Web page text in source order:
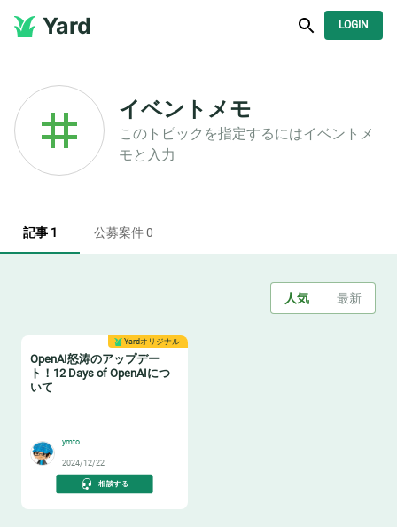
Yard LOGIN
イベントメモ
このトピックを指定するにはイベントメ
モ と入力
記事 1 公募案件 0
人気 最新
Yardオリジナル
OpenAI怒涛のアップデー
ト！12 Days of OpenAIにつ
いて
ymto
2024/12/22
相談する